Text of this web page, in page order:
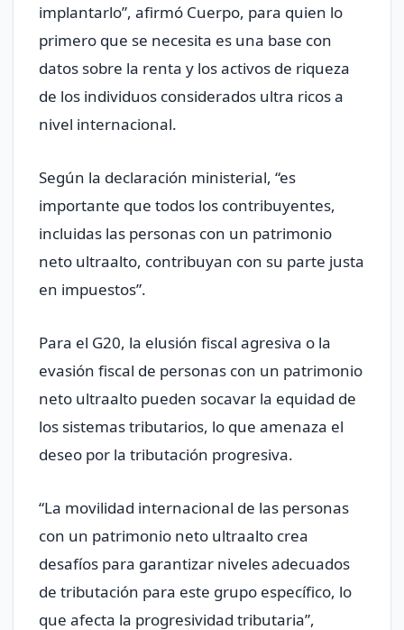
implantarlo”, afirmó Cuerpo, para quien lo
primero que se necesita es una base con
datos sobre la renta y los activos de riqueza
de los individuos considerados ultra ricos a
nivel internacional.
Según la declaración ministerial, “es
importante que todos los contribuyentes,
incluidas las personas con un patrimonio
neto ultraalto, contribuyan con su parte justa
en impuestos”.
Para el G20, la elusión fiscal agresiva o la
evasión fiscal de personas con un patrimonio
neto ultraalto pueden socavar la equidad de
los sistemas tributarios, lo que amenaza el
deseo por la tributación progresiva.
“La movilidad internacional de las personas
con un patrimonio neto ultraalto crea
desafíos para garantizar niveles adecuados
de tributación para este grupo específico, lo
que afecta la progresividad tributaria”,